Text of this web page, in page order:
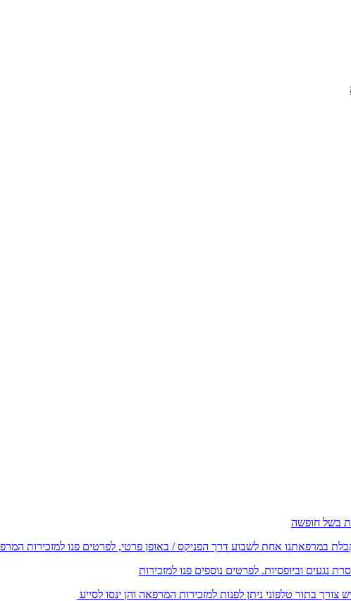
במרפאתנו אחת לשבוע דרך הפניקס / באופן פרטי, לפרטים פנו למזכירות
נגעים וביופסיות. לפרטים נוספים פנו למזכירות
בתור טלפוני ניתן לפנות למזכירות המרפאה והן ינסו לסייע